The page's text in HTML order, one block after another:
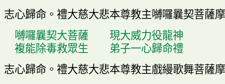
志心歸命。 禮大慈大悲本尊教主嚩囉曩契菩薩
嚩囉曩契大菩薩
現大威力役龍神
複能除毒救眾生
弟子一心歸命禮
志心歸命。 禮大慈大悲本尊教主戲縵歌舞菩薩